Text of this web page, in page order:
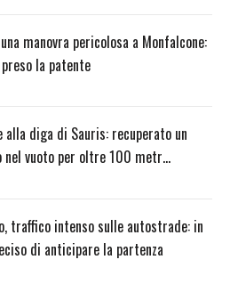
manovra pericolosa a Monfalcone:
la patente
alla diga di Sauris: recuperato un
nel vuoto per oltre 100 metr…
traffico intenso sulle autostrade: in
di anticipare la partenza